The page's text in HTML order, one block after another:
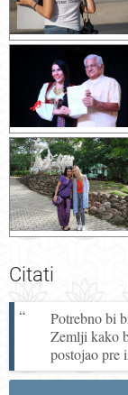
Citati
Potrebno bi
Zemlji kako
postojao pre